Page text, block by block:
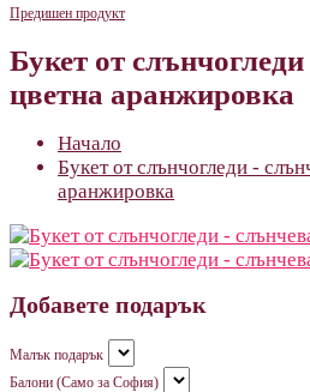
Предишен продукт
Букет от
цветна аранжировка
Начало
Букет от слънчогледи -
аранжировка
Добавете подарък
Малък подарък
Балони (Само за София)